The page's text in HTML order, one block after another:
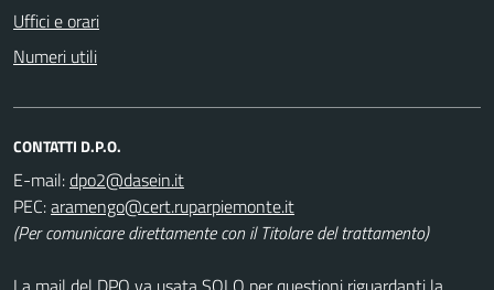
Uffici e orari
Numeri utili
CONTATTI D.P.O.
E-mail:
PEC:
(Per comunicare direttamente con il Titolare del trattamento)